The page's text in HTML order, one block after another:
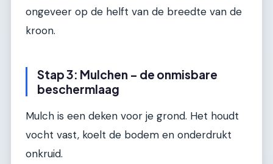
ongeveer op de helft van de breedte van de
kroon.
Stap 3: Mulchen – de onmisbare
beschermlaag
Mulch is een deken voor je grond. Het houdt
vocht vast, koelt de bodem en onderdrukt
onkruid.